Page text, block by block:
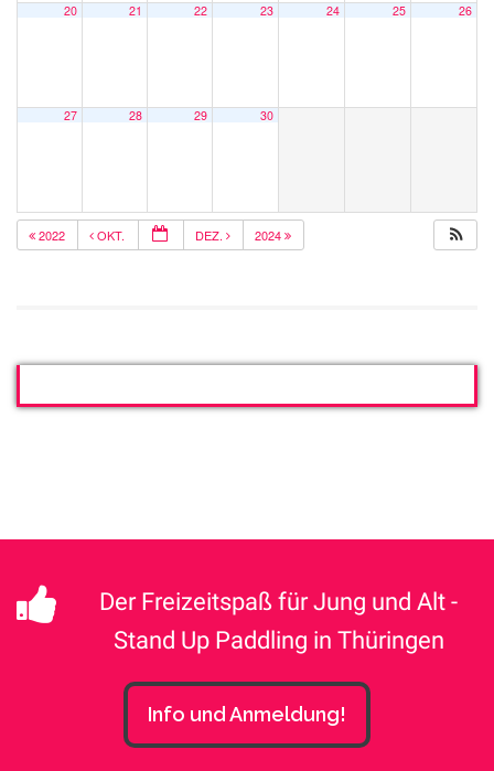
20 21 22 23 24 25 26
27 28 29 30
2022 OKT. DEZ. 2024
Der Freizeitspaß für Jung und Alt -
Stand Up Paddling in Thüringen
Info und Anmeldung!